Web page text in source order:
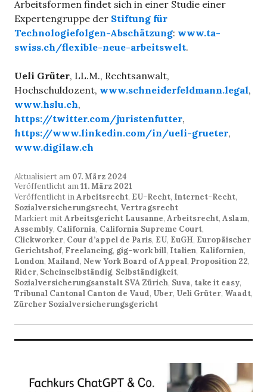
Arbeitsformen findet sich in einer Studie einer
Expertengruppe der Stiftung für
Technologiefolgen-Abschätzung: www.ta-
swiss.ch/flexible-neue-arbeitswelt.
Ueli Grüter, LL.M., Rechtsanwalt,
Hochschuldozent, www.schneiderfeldmann.legal,
www.hslu.ch,
https://twitter.com/juristenfutter,
https://www.linkedin.com/in/ueli-grueter,
www.digilaw.ch
Aktualisiert am 07. März 2024
Veröffentlicht am11. März 2021
Veröffentlicht inArbeitsrecht, EU-Recht, Internet-Recht,
Sozialversicherungsrecht, Vertragsrecht
Markiert mitArbeitsgericht Lausanne, Arbeitsrecht, Aslam,
Assembly, California, California Supreme Court,
Clickworker, Cour d’appel de Paris, EU, EuGH, Europäischer
Gerichtshof, Freelancing, gig-work bill, Italien, Kalifornien,
London, Mailand, New York Board of Appeal, Proposition 22,
Rider, Scheinselbständig, Selbständigkeit,
Sozialversicherungsanstalt SVA Zürich, Suva, take it easy,
Tribunal Cantonal Canton de Vaud, Uber, Ueli Grüter, Waadt,
Zürcher Sozialversicherungsgericht